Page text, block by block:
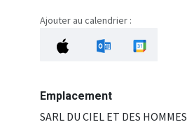
Ajouter au calendrier :
Emplacement
SARL DU CIEL ET DES HOMMES